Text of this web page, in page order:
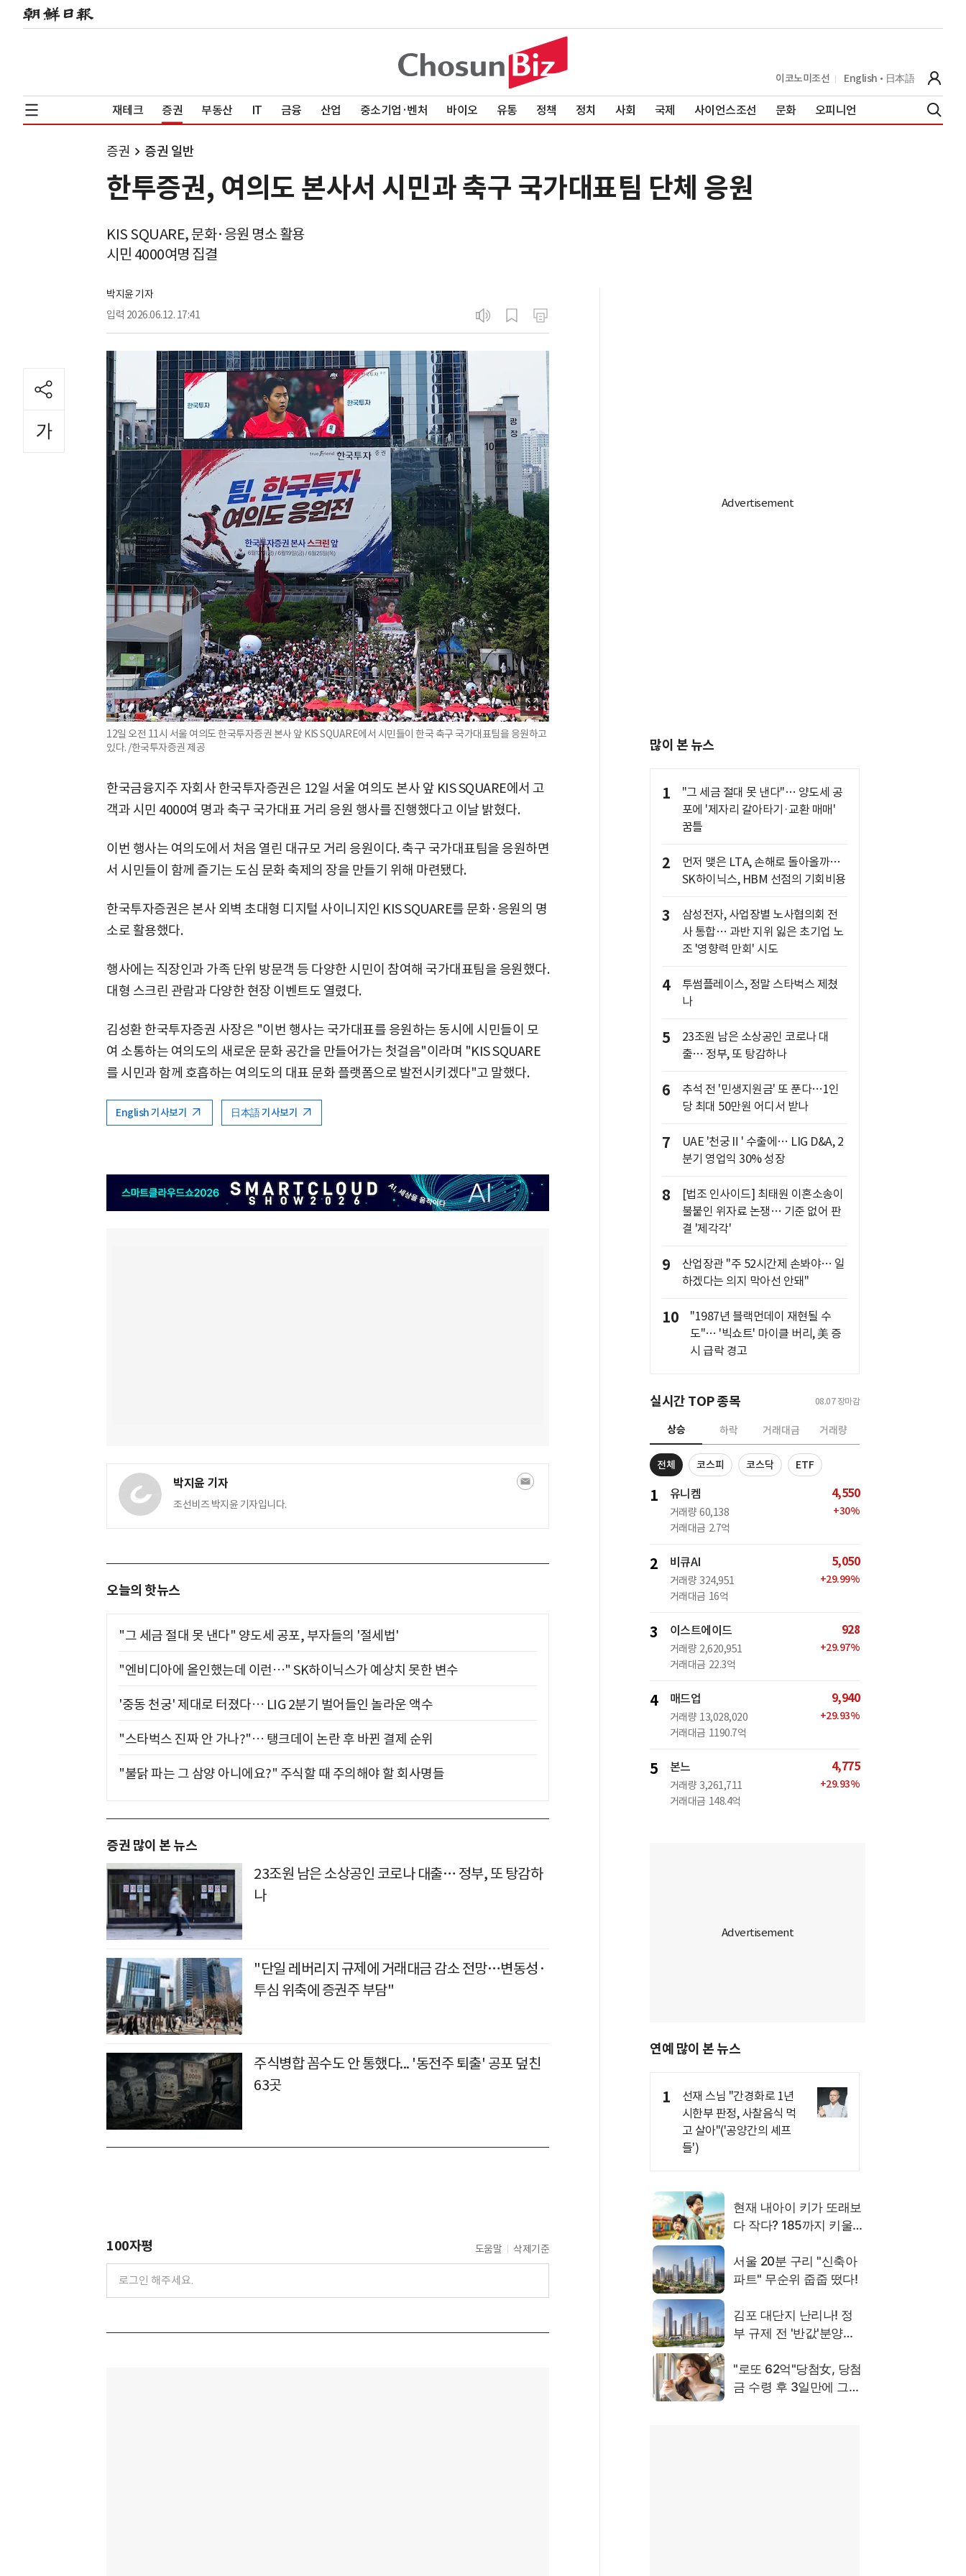
이코노미조선 English 日本語
재테크 증권 부동산 IT 금융 산업 중소기업·벤처 바이오 유통 정책 정치 사회 국제 사이언스조선 문화 오피니언
증권 증권 일반
한투증권, 여의도 본사서 시민과 축구 국가대표팀 단체 응원
KIS SQUARE, 문화·응원 명소 활용
시민 4000여명 집결
박지윤 기자
입력 2026.06.12. 17:41
12일 오전 11시 서울 여의도 한국투자증권 본사 앞 KIS SQUARE에서 시민들이 한국 축구 국가대표팀을 응원하고
있다. /한국투자증권 제공
한국금융지주 자회사 한국투자증권은 12일 서울 여의도 본사 앞 KIS SQUARE에서 고
객과 시민 4000여 명과 축구 국가대표 거리 응원 행사를 진행했다고 이날 밝혔다.
이번 행사는 여의도에서 처음 열린 대규모 거리 응원이다. 축구 국가대표팀을 응원하면
서 시민들이 함께 즐기는 도심 문화 축제의 장을 만들기 위해 마련됐다.
한국투자증권은 본사 외벽 초대형 디지털 사이니지인 KIS SQUARE를 문화·응원의 명
소로 활용했다.
행사에는 직장인과 가족 단위 방문객 등 다양한 시민이 참여해 국가대표팀을 응원했다.
대형 스크린 관람과 다양한 현장 이벤트도 열렸다.
김성환 한국투자증권 사장은 "이번 행사는 국가대표를 응원하는 동시에 시민들이 모
여 소통하는 여의도의 새로운 문화 공간을 만들어가는 첫걸음"이라며 "KIS SQUARE
를 시민과 함께 호흡하는 여의도의 대표 문화 플랫폼으로 발전시키겠다"고 말했다.
English 기사보기 日本語 기사보기
박지윤 기자
조선비즈 박지윤 기자입니다.
오늘의 핫뉴스
"그 세금 절대 못 낸다" 양도세 공포, 부자들의 '절세법'
"엔비디아에 올인했는데 이런…" SK하이닉스가 예상치 못한 변수
'중동 천궁' 제대로 터졌다… LIG 2분기 벌어들인 놀라운 액수
"스타벅스 진짜 안 가나?"… 탱크데이 논란 후 바뀐 결제 순위
"불닭 파는 그 삼양 아니에요?" 주식할 때 주의해야 할 회사명들
증권 많이 본 뉴스
23조원 남은 소상공인 코로나 대출… 정부, 또 탕감하
나
"단일 레버리지 규제에 거래대금 감소 전망…변동성·
투심 위축에 증권주 부담"
주식병합 꼼수도 안 통했다... '동전주 퇴출' 공포 덮친
63곳
100자평 도움말 삭제기준
많이 본 뉴스
1
"그 세금 절대 못 낸다"… 양도세 공
포에 '제자리 갈아타기·교환 매매'
꿈틀
2
먼저 맺은 LTA, 손해로 돌아올까…
SK하이닉스, HBM 선점의 기회비용
3
삼성전자, 사업장별 노사협의회 전
사 통합… 과반 지위 잃은 초기업 노
조 '영향력 만회' 시도
4
투썸플레이스, 정말 스타벅스 제쳤
나
5
23조원 남은 소상공인 코로나 대
출… 정부, 또 탕감하나
6
추석 전 '민생지원금' 또 푼다…1인
당 최대 50만원 어디서 받나
7
UAE '천궁Ⅱ' 수출에… LIG D&A, 2
분기 영업익 30% 성장
8
[법조 인사이드] 최태원 이혼소송이
불붙인 위자료 논쟁… 기준 없어 판
결 '제각각'
9
산업장관 "주 52시간제 손봐야… 일
하겠다는 의지 막아선 안돼"
10
"1987년 블랙먼데이 재현될 수
도"… '빅쇼트' 마이클 버리, 美 증
시 급락 경고
실시간 TOP 종목 08.07 장마감
상승 하락 거래대금 거래량
전체 코스피 코스닥 ETF
1 유니켐
거래량 60,138
거래대금 2.7억
4,550
+30%
2 비큐AI
거래량 324,951
거래대금 16억
5,050
+29.99%
3 이스트에이드
거래량 2,620,951
거래대금 22.3억
928
+29.97%
4 매드업
거래량 13,028,020
거래대금 1190.7억
9,940
+29.93%
5 본느
거래량 3,261,711
거래대금 148.4억
4,775
+29.93%
연예 많이 본 뉴스
1
선재 스님 "간경화로 1년
시한부 판정, 사찰음식 먹
고 살아"('공양간의 셰프
들')